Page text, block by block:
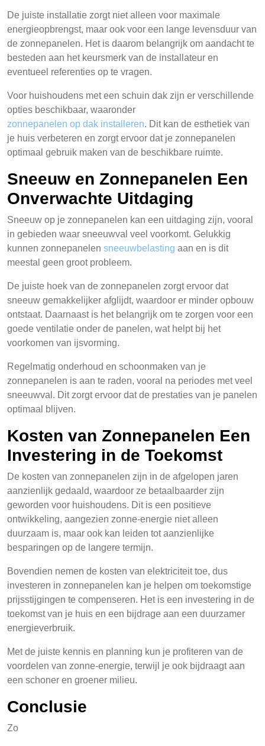
De juiste installatie zorgt niet alleen voor maximale
energieopbrengst, maar ook voor een lange levensduur van
de zonnepanelen. Het is daarom belangrijk om aandacht te
besteden aan het keursmerk van de installateur en
eventueel referenties op te vragen.
Voor huishoudens met een schuin dak zijn er verschillende
opties beschikbaar, waaronder
zonnepanelen op dak installeren. Dit kan de esthetiek van
je huis verbeteren en zorgt ervoor dat je zonnepanelen
optimaal gebruik maken van de beschikbare ruimte.
Sneeuw en Zonnepanelen Een
Onverwachte Uitdaging
Sneeuw op je zonnepanelen kan een uitdaging zijn, vooral
in gebieden waar sneeuwval veel voorkomt. Gelukkig
kunnen zonnepanelen sneeuwbelasting aan en is dit
meestal geen groot probleem.
De juiste hoek van de zonnepanelen zorgt ervoor dat
sneeuw gemakkelijker afglijdt, waardoor er minder opbouw
ontstaat. Daarnaast is het belangrijk om te zorgen voor een
goede ventilatie onder de panelen, wat helpt bij het
voorkomen van ijsvorming.
Regelmatig onderhoud en schoonmaken van je
zonnepanelen is aan te raden, vooral na periodes met veel
sneeuwval. Dit zorgt ervoor dat de prestaties van je panelen
optimaal blijven.
Kosten van Zonnepanelen Een
Investering in de Toekomst
De kosten van zonnepanelen zijn in de afgelopen jaren
aanzienlijk gedaald, waardoor ze betaalbaarder zijn
geworden voor huishoudens. Dit is een positieve
ontwikkeling, aangezien zonne-energie niet alleen
duurzaam is, maar ook kan leiden tot aanzienlijke
besparingen op de langere termijn.
Bovendien nemen de kosten van elektriciteit toe, dus
investeren in zonnepanelen kan je helpen om toekomstige
prijsstijgingen te compenseren. Het is een investering in de
toekomst van je huis en een bijdrage aan een duurzamer
energieverbruik.
Met de juiste kennis en planning kun je profiteren van de
voordelen van zonne-energie, terwijl je ook bijdraagt aan
een schoner en groener milieu.
Conclusie
Zo